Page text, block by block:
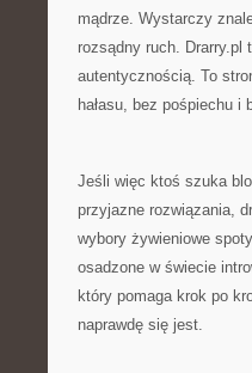
mądrze. Wystarczy
rozsądny ruch. Drarry.pl
autentycznością. To
hałasu, bez pośpiechu i
Jeśli więc ktoś szuka
przyjazne rozwiązania,
wybory żywieniowe
osadzone w świecie
który pomaga krok po
naprawdę się jest.